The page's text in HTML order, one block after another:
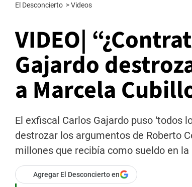
El Desconcierto >Videos
VIDEO|
Gajardo
a Marcela
El exfiscal Carlos Gajardo puso ‘todos
destrozar los argumentos de Roberto
millones que recibía como sueldo en
Agregar El Desconcierto en